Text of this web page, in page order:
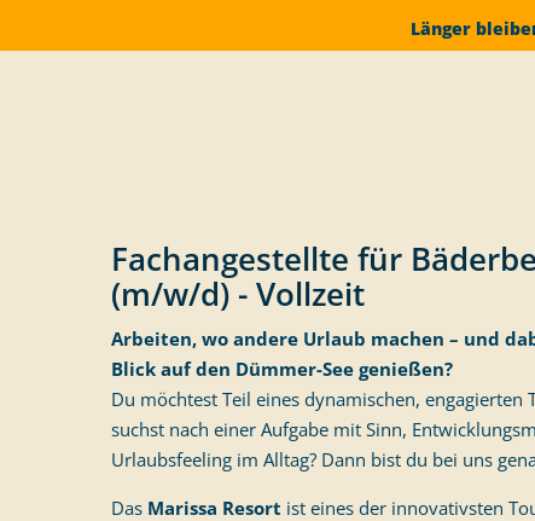
Länger
Fachangestellte für
(m/w/d) - Vollzeit
Arbeiten, wo andere Urlaub machen – und
Blick auf den Dümmer-See genießen?
Du möchtest Teil eines dynamischen, engagierten
suchst nach einer Aufgabe mit Sinn,
Urlaubsfeeling im Alltag? Dann bist du bei uns
Das Marissa Resort ist eines der innovativsten